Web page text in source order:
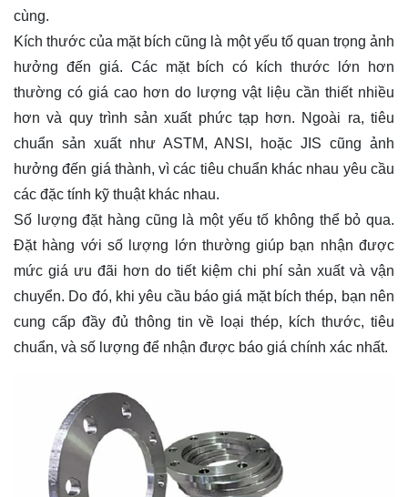
cùng.
Kích thước của mặt bích cũng là một yếu tố quan trọng ảnh
hưởng đến giá. Các mặt bích có kích thước lớn hơn
thường có giá cao hơn do lượng vật liệu cần thiết nhiều
hơn và quy trình sản xuất phức tạp hơn. Ngoài ra, tiêu
chuẩn sản xuất như ASTM, ANSI, hoặc JIS cũng ảnh
hưởng đến giá thành, vì các tiêu chuẩn khác nhau yêu cầu
các đặc tính kỹ thuật khác nhau.
Số lượng đặt hàng cũng là một yếu tố không thể bỏ qua.
Đặt hàng với số lượng lớn thường giúp bạn nhận được
mức giá ưu đãi hơn do tiết kiệm chi phí sản xuất và vận
chuyển. Do đó, khi yêu cầu báo giá mặt bích thép, bạn nên
cung cấp đầy đủ thông tin về loại thép, kích thước, tiêu
chuẩn, và số lượng để nhận được báo giá chính xác nhất.